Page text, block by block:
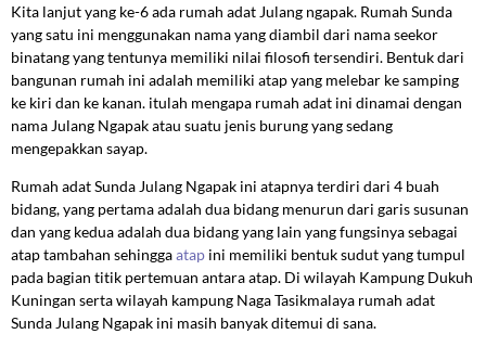
Kita lanjut yang ke-6 ada rumah adat Julang ngapak. Rumah Sunda
yang satu ini menggunakan nama yang diambil dari nama seekor
binatang yang tentunya memiliki nilai filosofi tersendiri. Bentuk dari
bangunan rumah ini adalah memiliki atap yang melebar ke samping
ke kiri dan ke kanan. itulah mengapa rumah adat ini dinamai dengan
nama Julang Ngapak atau suatu jenis burung yang sedang
mengepakkan sayap.
Rumah adat Sunda Julang Ngapak ini atapnya terdiri dari 4 buah
bidang, yang pertama adalah dua bidang menurun dari garis susunan
dan yang kedua adalah dua bidang yang lain yang fungsinya sebagai
atap tambahan sehinggaatap ini memiliki bentuk sudut yang tumpul
pada bagian titik pertemuan antara atap. Di wilayah Kampung Dukuh
Kuningan serta wilayah kampung Naga Tasikmalaya rumah adat
Sunda Julang Ngapak ini masih banyak ditemui di sana.